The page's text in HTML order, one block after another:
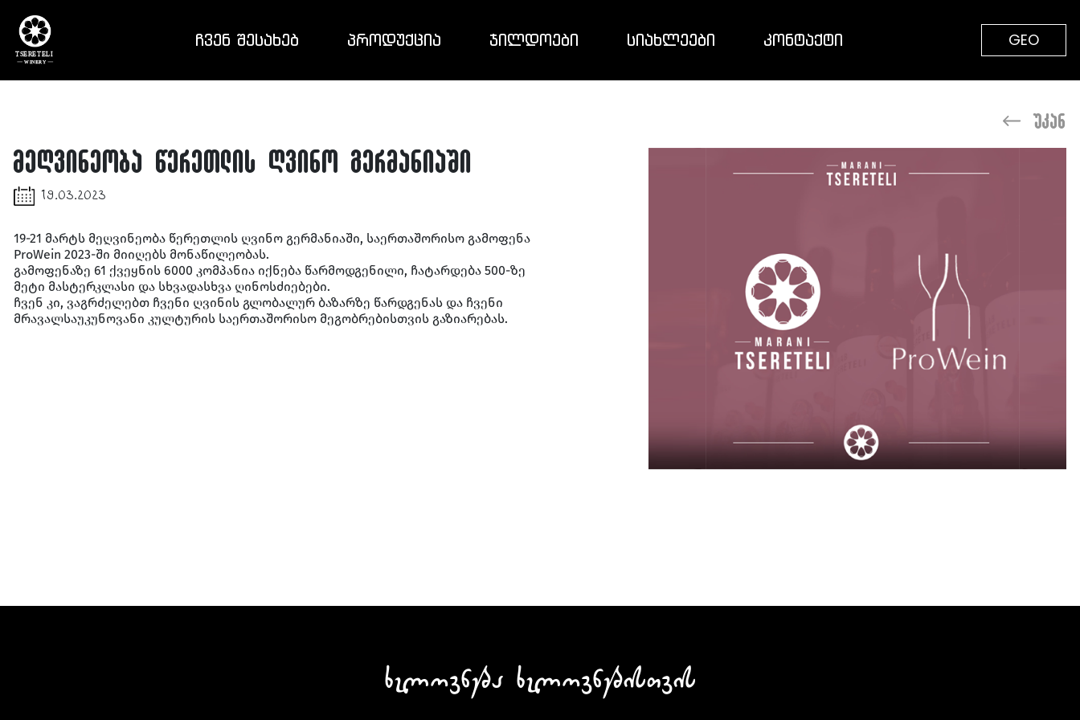
ᲩᲕᲔᲜ ᲨᲔᲡᲐᲮᲔᲑ ᲞᲠᲝᲓᲣᲥᲪᲘᲐ ᲯᲘᲚᲓᲝᲔᲑᲘ ᲡᲘᲐᲮᲚᲔᲔᲑᲘ ᲙᲝᲜᲢᲐᲥᲢᲘ GEO
უკან
მეღვინეობა წერეთლის ღვინო გერმანიაში
19.03.2023
19-21 მარტს მეღვინეობა წერეთლის ღვინო გერმანიაში, საერთაშორისო გამოფენა
ProWein 2023-ში მიიღებს მონაწილეობას.
გამოფენაზე 61 ქვეყნის 6000 კომპანია იქნება წარმოდგენილი, ჩატარდება 500-ზე
მეტი მასტერკლასი და სხვადასხვა ღინოსძიებები.
ჩვენ კი, ვაგრძელებთ ჩვენი ღვინის გლობალურ ბაზარზე წარდგენას და ჩვენი
მრავალსაუკუნოვანი კულტურის საერთაშორისო მეგობრებისთვის გაზიარებას.
ხელოვნება ხელოვნებისთვის